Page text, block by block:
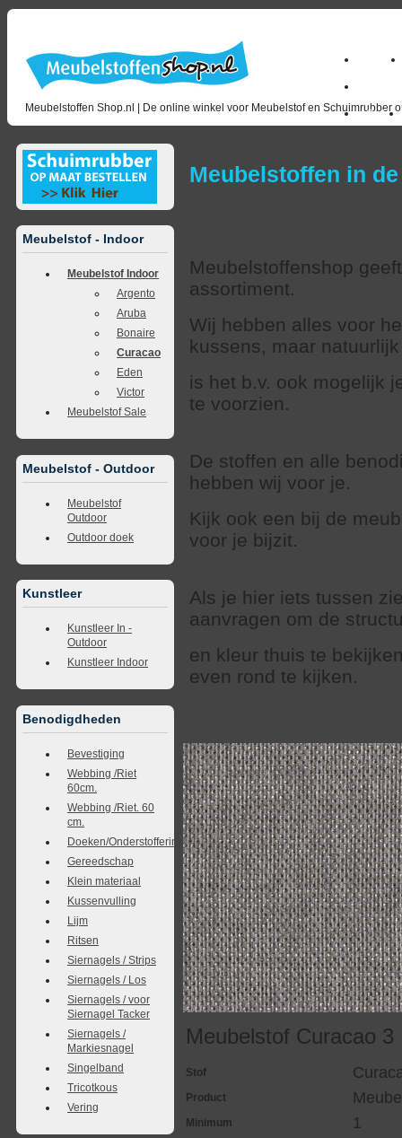
Meubelstoffen Shop.nl | De online winkel voor Meubelstof en Schuimrubber
Home
Outlet
Meubelstof - Indoor
Meubelstof Indoor
Argento
Aruba
Bonaire
Curacao
Eden
Victor
Meubelstof Sale
Meubelstof - Outdoor
Meubelstof
Outdoor
Outdoor doek
Kunstleer
Kunstleer In -
Outdoor
Kunstleer Indoor
Benodigdheden
Bevestiging
Webbing /Riet
60cm.
Webbing /Riet. 60
cm.
Doeken/Onderstoffering
Gereedschap
Klein materiaal
Kussenvulling
Lijm
Ritsen
Siernagels / Strips
Siernagels / Los
Siernagels / voor
Siernagel Tacker
Siernagels /
Markiesnagel
Singelband
Tricotkous
Vering
Meubelstoffen in
Meubelstoffenshop
assortiment.
Wij hebben alles voor
kussens, maar
is het b.v. ook mogelijk
te voorzien.
De stoffen en alle
hebben wij voor je.
Kijk ook een bij de
voor je bijzit.
Als je hier iets tussen
aanvragen om de
en kleur thuis te
even rond te kijken.
Meubelstof Curacao 3
Stof
Product
Minimum 1